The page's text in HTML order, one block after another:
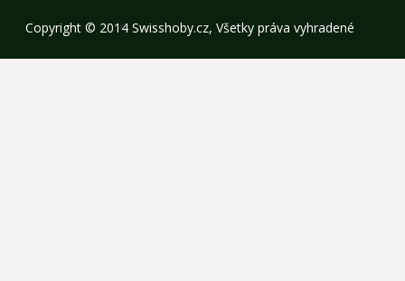
Copyright © 2014 Swisshoby.cz, Všetky práva vyhradené